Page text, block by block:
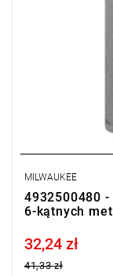
MILWAUKEE
4932500480
6-kątnych
Price tax included
32,24 zł
41,33 zł